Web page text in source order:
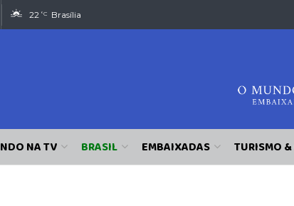
22 °C Brasília
NA TV BRASIL EMBAIXADAS TURISMO